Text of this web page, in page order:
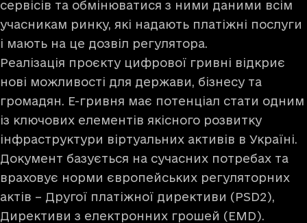
сервісів та обмінюватися з ними даними всім
учасникам ринку, які надають платіжні послуги
і мають на це дозвіл регулятора.
Реалізація проєкту цифрової гривні відкриє
нові можливості для держави, бізнесу та
громадян. Е-гривня має потенціал стати одним
із ключових елементів якісного розвитку
інфраструктури віртуальних активів в Україні.
Документ базується на сучасних потребах та
враховує норми європейських регуляторних
актів – Другої платіжної директиви (PSD2),
Директиви з електронних грошей (EMD).